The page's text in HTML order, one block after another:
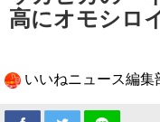
高にオモシロ
いいねニュース編集